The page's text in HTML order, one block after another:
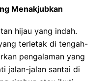
Menakjubkan
hijau yang indah.
terletak di tengah-
pengalaman yang
jalan-jalan santai di